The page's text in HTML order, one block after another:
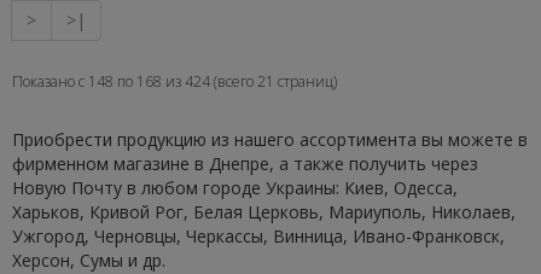
>
>|
Показано с 148 по 168 из 424 (всего 21 страниц)
Приобрести продукцию из нашего ассортимента вы можете в
фирменном магазине в Днепре, а также получить через
Новую Почту в любом городе Украины: Киев, Одесса,
Харьков, Кривой Рог, Белая Церковь, Мариуполь, Николаев,
Ужгород, Черновцы, Черкассы, Винница, Ивано-Франковск,
Херсон, Сумы и др.